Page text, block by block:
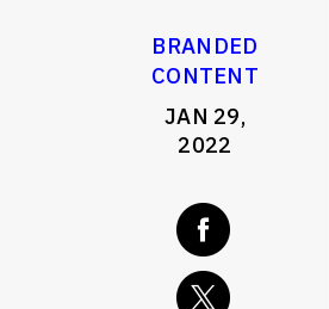
BRANDED
CONTENT
JAN 29,
2022